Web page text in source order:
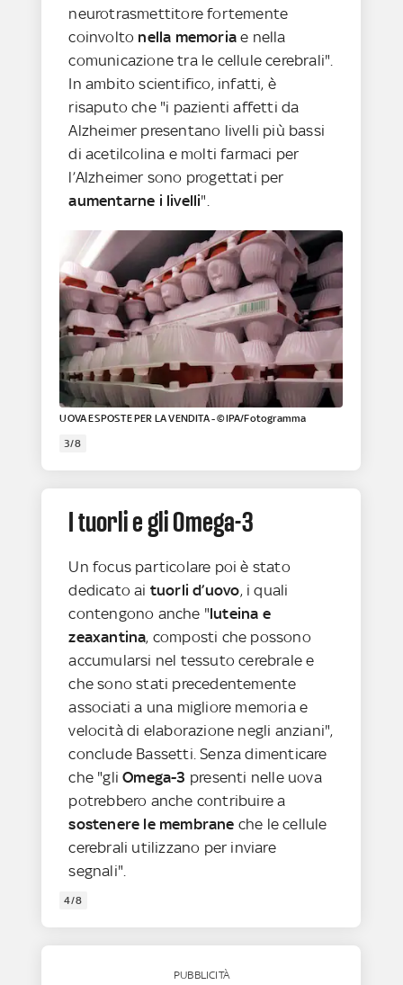
neurotrasmettitore fortemente
coinvolto nella memoria e nella
comunicazione tra le cellule cerebrali".
In ambito scientifico, infatti, è
risaputo che "i pazienti affetti da
Alzheimer presentano livelli più bassi
di acetilcolina e molti farmaci per
l’Alzheimer sono progettati per
aumentarne i livelli".
UOVA ESPOSTE PER LA VENDITA - ©IPA/Fotogramma
3/8
I tuorli e gli Omega-3
Un focus particolare poi è stato
dedicato ai tuorli d’uovo, i quali
contengono anche "luteina e
zeaxantina, composti che possono
accumularsi nel tessuto cerebrale e
che sono stati precedentemente
associati a una migliore memoria e
velocità di elaborazione negli anziani",
conclude Bassetti. Senza dimenticare
che "gliOmega-3 presenti nelle uova
potrebbero anche contribuire a
sostenere le membrane che le cellule
cerebrali utilizzano per inviare
segnali".
4/8
PUBBLICITÀ